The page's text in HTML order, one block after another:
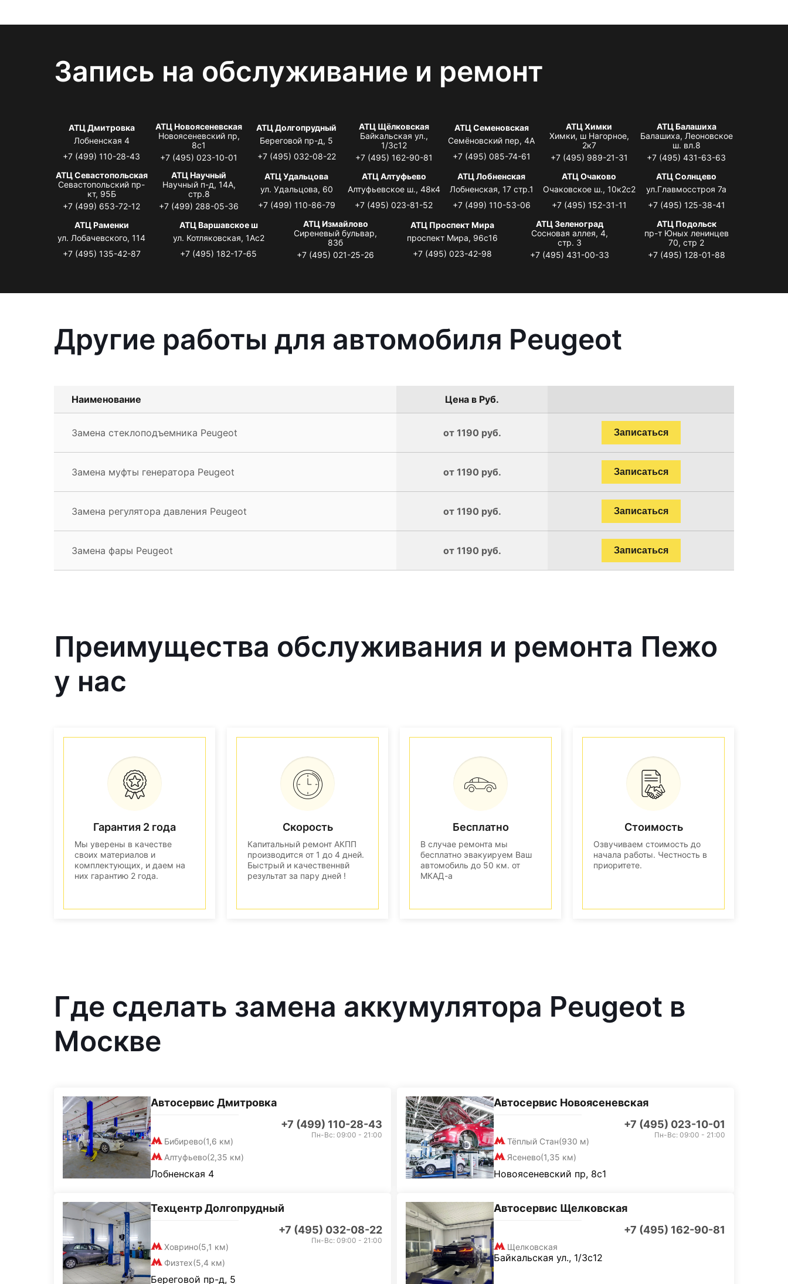
Запись на обслуживание и ремонт
АТЦ Дмитровка
Лобненская 4
+7 (499) 110-28-43
АТЦ Новоясеневская
Новоясеневский пр,
8с1
+7 (495) 023-10-01
АТЦ Долгопрудный
Береговой пр-д, 5
+7 (495) 032-08-22
АТЦ Щёлковская
Байкальская ул.,
1/3с12
+7 (495) 162-90-81
АТЦ Семеновская
Семёновский пер, 4А
+7 (495) 085-74-61
АТЦ Химки
Химки, ш Нагорное,
2к7
+7 (495) 989-21-31
АТЦ Балашиха
Балашиха, Леоновское
ш. вл.8
+7 (495) 431-63-63
АТЦ Севастопольская
Севастопольский пр-
кт, 95Б
+7 (499) 653-72-12
АТЦ Научный
Научный п-д, 14А,
стр.8
+7 (499) 288-05-36
АТЦ Удальцова
ул. Удальцова, 60
+7 (499) 110-86-79
АТЦ Алтуфьево
Алтуфьевское ш., 48к4
+7 (495) 023-81-52
АТЦ Лобненская
Лобненская, 17 стр.1
+7 (499) 110-53-06
АТЦ Очаково
Очаковское ш., 10к2с2
+7 (495) 152-31-11
АТЦ Солнцево
ул.Главмосстроя 7а
+7 (495) 125-38-41
АТЦ Раменки
ул. Лобачевского, 114
+7 (495) 135-42-87
АТЦ Варшавское ш
ул. Котляковская, 1Ас2
+7 (495) 182-17-65
АТЦ Измайлово
Сиреневый бульвар,
83б
+7 (495) 021-25-26
АТЦ Проспект Мира
проспект Мира, 96с16
+7 (495) 023-42-98
АТЦ Зеленоград
Сосновая аллея, 4,
стр. 3
+7 (495) 431-00-33
АТЦ Подольск
пр-т Юных ленинцев
70, стр 2
+7 (495) 128-01-88
Другие работы для автомобиля Peugeot
Наименование Цена в Руб.
Замена стеклоподъемника Peugeot от 1190 руб. Записаться
Замена муфты генератора Peugeot от 1190 руб. Записаться
Замена регулятора давления Peugeot от 1190 руб. Записаться
Замена фары Peugeot от 1190 руб. Записаться
Преимущества обслуживания и ремонта Пежо
у нас
Гарантия 2 года
Мы уверены в качестве
своих материалов и
комплектующих, и даем на
них гарантию 2 года.
Скорость
Капитальный ремонт АКПП
производится от 1 до 4 дней.
Быстрый и качественнвй
результат за пару дней !
Бесплатно
В случае ремонта мы
бесплатно эвакуируем Ваш
автомобиль до 50 км. от
МКАД-а
Стоимость
Озвучиваем стоимость до
начала работы. Честность в
приоритете.
Где сделать замена аккумулятора Peugeot в
Москве
Автосервис Дмитровка
+7 (499) 110-28-43
Бибирево(1,6 км)
Алтуфьево(2,35 км)
Пн-Вс: 09:00 - 21:00
Лобненская 4
Автосервис Новоясеневская
+7 (495) 023-10-01
Тёплый Стан(930 м)
Ясенево(1,35 км)
Пн-Вс: 09:00 - 21:00
Новоясеневский пр, 8с1
Техцентр Долгопрудный
+7 (495) 032-08-22
Ховрино(5,1 км)
Физтех(5,4 км)
Пн-Вс: 09:00 - 21:00
Береговой пр-д, 5
Автосервис Щелковская
+7 (495) 162-90-81
Щелковская
Байкальская ул., 1/3с12